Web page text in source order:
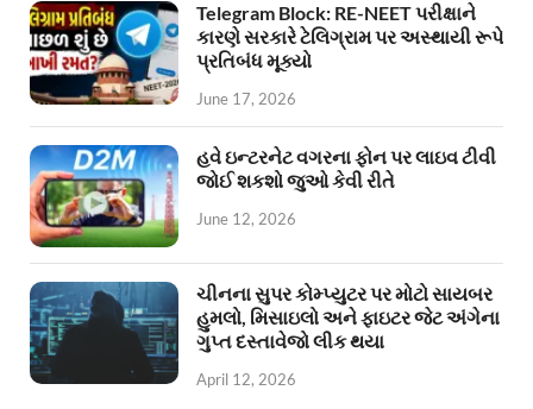
Telegram Block: RE-NEET પરીક્ષાને
કારણે સરકારે ટેલિગ્રામ પર અસ્થાયી રૂપે
પ્રતિબંધ મૂક્યો
June 17, 2026
હવે ઇન્ટરનેટ વગરના ફોન પર લાઇવ ટીવી
જોઈ શકશો જુઓ કેવી રીતે
June 12, 2026
ચીનના સુપર કોમ્પ્યુટર પર મોટો સાયબર
હુમલો, મિસાઇલો અને ફાઇટર જેટ અંગેના
ગુપ્ત દસ્તાવેજો લીક થયા
April 12, 2026